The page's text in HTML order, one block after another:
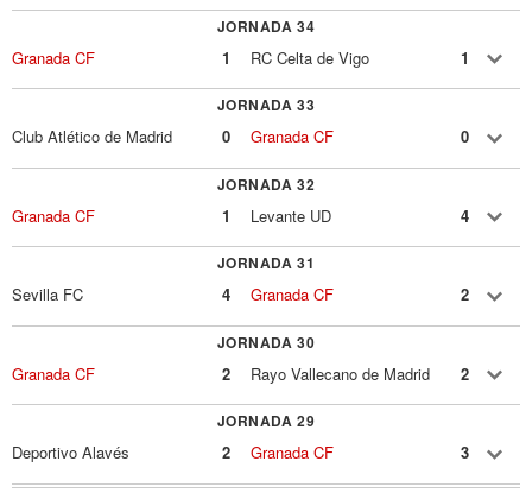
JORNADA 34
Granada CF 1 RC Celta de Vigo 1
JORNADA 33
Club Atlético de Madrid 0 Granada CF 0
JORNADA 32
Granada CF 1 Levante UD 4
JORNADA 31
Sevilla FC 4 Granada CF 2
JORNADA 30
Granada CF 2 Rayo Vallecano de Madrid 2
JORNADA 29
Deportivo Alavés 2 Granada CF 3